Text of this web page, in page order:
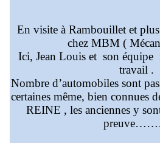
En visite à Rambouillet et
chez MBM (
Ici, Jean Louis et son équipe
travail .
Nombre d’automobiles sont
certaines même, bien connues
REINE , les anciennes y